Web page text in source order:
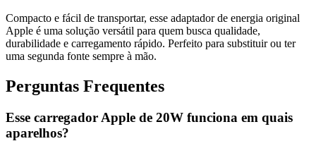
Compacto e fácil de transportar, esse adaptador de energia original
Apple é uma solução versátil para quem busca qualidade,
durabilidade e carregamento rápido. Perfeito para substituir ou ter
uma segunda fonte sempre à mão.
Perguntas Frequentes
Esse carregador Apple de 20W funciona em quais
aparelhos?